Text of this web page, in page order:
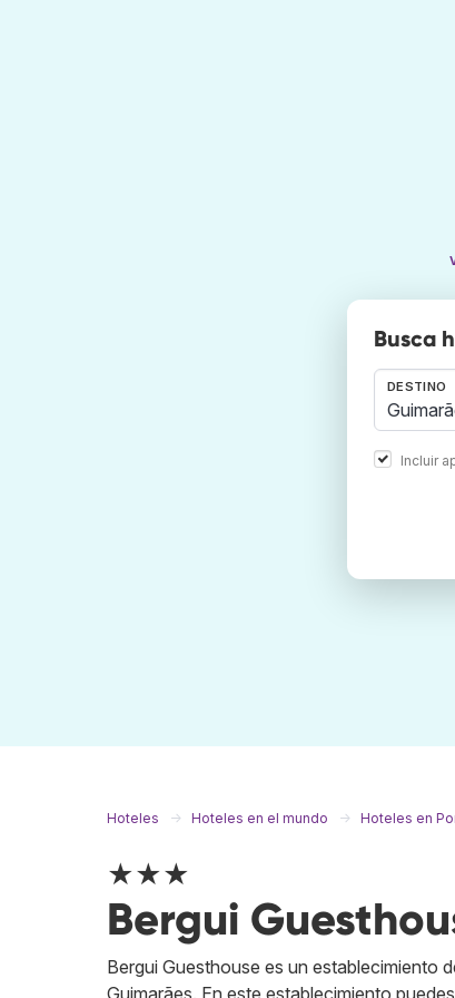
Busca
DESTINO
Incluir
Hoteles Hoteles en el mundo Hoteles en
★★★
Bergui
Bergui Guesthouse es un establecimiento
Guimarães. En este establecimiento